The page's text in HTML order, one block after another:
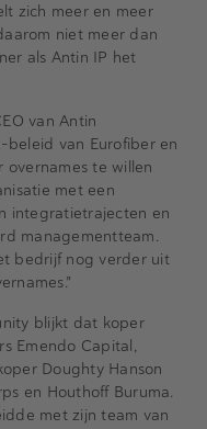
zich meer en meer
niet meer dan
als Antin IP het
van Antin
van Eurofiber en
te willen
met een
integratietrajecten en
managementteam.
bedrijf nog verder uit
blijkt dat koper
Emendo Capital,
Doughty Hanson
en Houthoff Buruma.
met zijn team van